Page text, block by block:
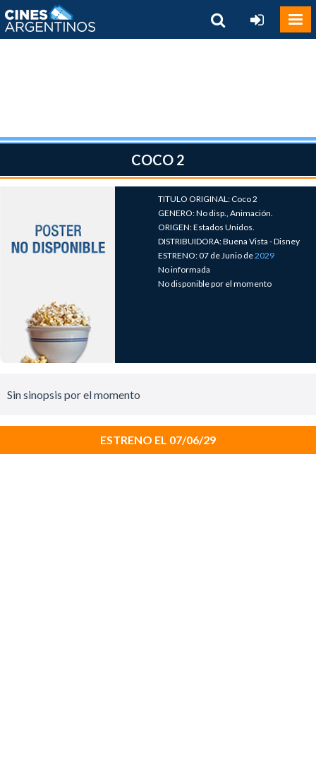
COCO 2
TITULO ORIGINAL: Coco 2
GENERO: No disp., Animación.
ORIGEN: Estados Unidos.
DISTRIBUIDORA: Buena Vista - Disney
ESTRENO: 07 de Junio de2029
No informada
No disponible por el momento
Sin sinopsis por el momento
ESTRENO EL 07/06/29